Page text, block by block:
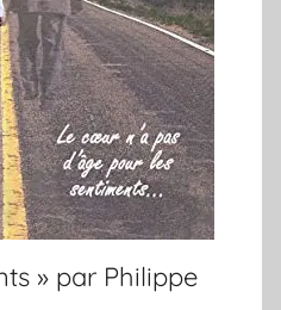
» par Philippe